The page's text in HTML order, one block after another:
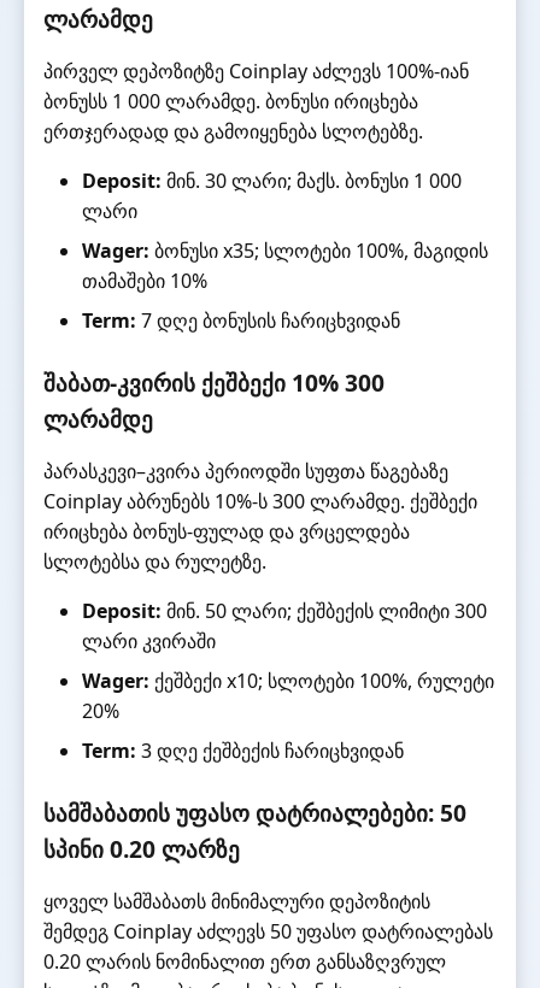
ლარამდე
პირველ დეპოზიტზე Coinplay აძლევს 100%-იან
ბონუსს 1 000 ლარამდე. ბონუსი ირიცხება
ერთჯერადად და გამოიყენება სლოტებზე.
Deposit: მინ. 30 ლარი; მაქს. ბონუსი 1 000
ლარი
Wager: ბონუსი x35; სლოტები 100%, მაგიდის
თამაშები 10%
Term: 7 დღე ბონუსის ჩარიცხვიდან
შაბათ-კვირის ქეშბექი 10% 300
ლარამდე
პარასკევი–კვირა პერიოდში სუფთა წაგებაზე
Coinplay აბრუნებს 10%-ს 300 ლარამდე. ქეშბექი
ირიცხება ბონუს-ფულად და ვრცელდება
სლოტებსა და რულეტზე.
Deposit: მინ. 50 ლარი; ქეშბექის ლიმიტი 300
ლარი კვირაში
Wager: ქეშბექი x10; სლოტები 100%, რულეტი
20%
Term: 3 დღე ქეშბექის ჩარიცხვიდან
სამშაბათის უფასო დატრიალებები: 50
სპინი 0.20 ლარზე
ყოველ სამშაბათს მინიმალური დეპოზიტის
შემდეგ Coinplay აძლევს 50 უფასო დატრიალებას
0.20 ლარის ნომინალით ერთ განსაზღვრულ